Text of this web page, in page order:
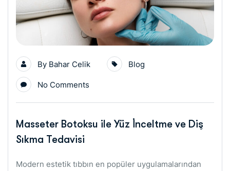
By Bahar Celik Blog
No Comments
Masseter Botoksu ile Yüz İnceltme ve Diş
Sıkma Tedavisi
Modern estetik tıbbın en popüler uygulamalarından